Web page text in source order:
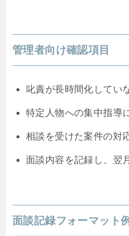
管理者向け確認項目
叱責が長時間化してい
特定人物への集中指導
相談を受けた案件の対
面談内容を記録し、翌
面談記録フォーマット例